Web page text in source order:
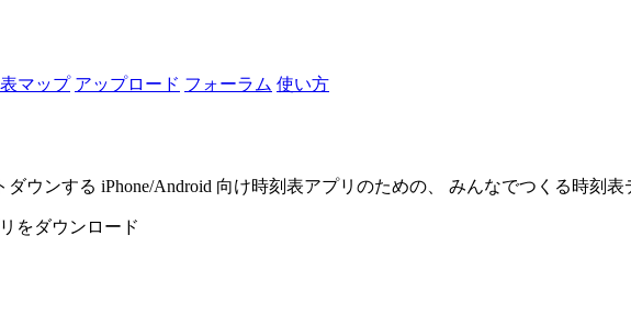
マップ アップロード フォーラム 使い方
ウンする iPhone/Android 向け時刻表アプリのための、 みんなでつくる時刻表
をダウンロード